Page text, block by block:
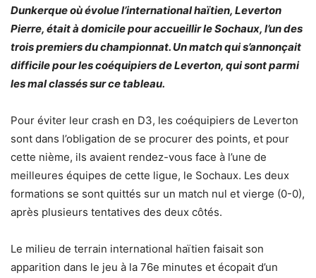
Dunkerque où évolue l’international haïtien, Leverton
Pierre, était à domicile pour accueillir le Sochaux, l’un des
trois premiers du championnat. Un match qui s’annonçait
difficile pour les coéquipiers de Leverton, qui sont parmi
les mal classés sur ce tableau.
Pour éviter leur crash en D3, les coéquipiers de Leverton
sont dans l’obligation de se procurer des points, et pour
cette nième, ils avaient rendez-vous face à l’une de
meilleures équipes de cette ligue, le Sochaux. Les deux
formations se sont quittés sur un match nul et vierge (0-0),
après plusieurs tentatives des deux côtés.
Le milieu de terrain international haïtien faisait son
apparition dans le jeu à la 76e minutes et écopait d’un